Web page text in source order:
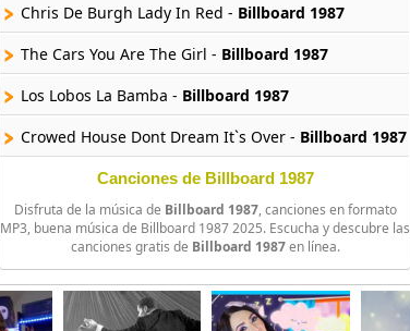
Chris De Burgh Lady In Red - Billboard 1987
The Cars You Are The Girl - Billboard 1987
Los Lobos La Bamba - Billboard 1987
Crowed House Dont Dream It`s Over - Billboard 1987
The B 52 El Rock De La Langosta (Bonus Track) -
Inxs New Sensation -Billboard 1987
The Clash Police And Thieves -
R E M The One I Love -
Billboard 1987
Canciones de Billboard 1987
Disfruta de la música de Billboard 1987, canciones en formato
MP3, buena música de Billboard 1987 2025. Escucha y descubre las
canciones gratis de Billboard 1987en línea.